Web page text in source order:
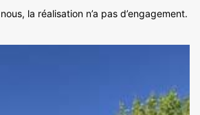
la réalisation n’a pas d’engagement.